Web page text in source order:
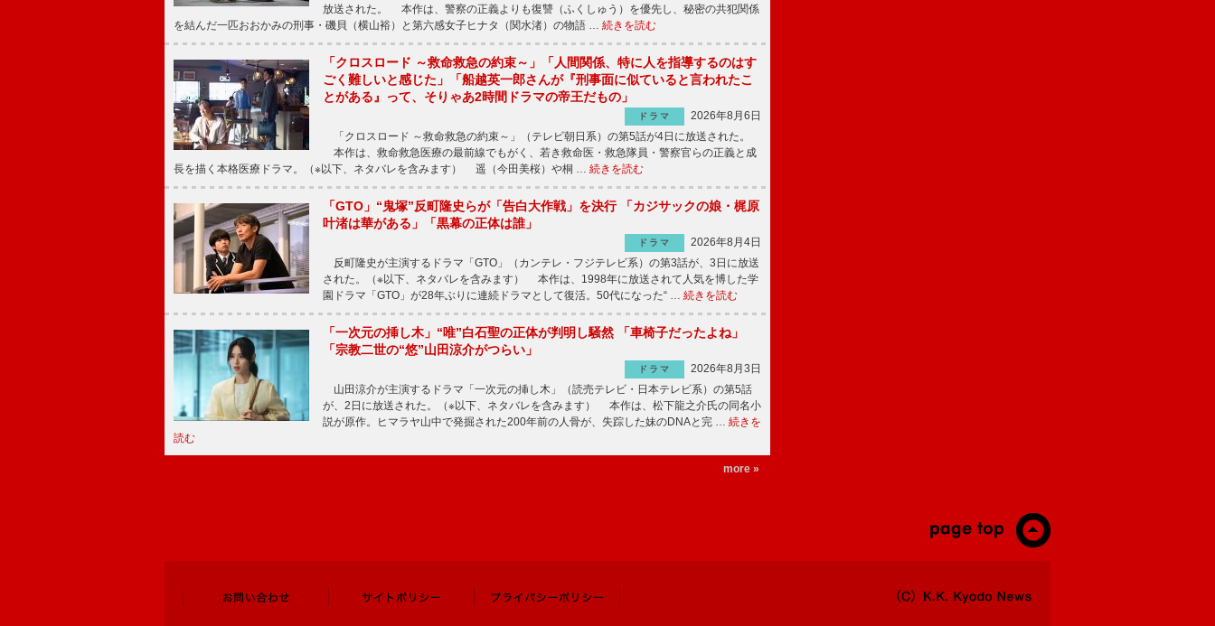
放送された。 本作は、警察の正義よりも復讐（ふくしゅう）を優先し、秘密の共犯関係
を結んだ一匹おおかみの刑事・磯貝（横山裕）と第六感女子ヒナタ（関水渚）の物語 … 続きを読む
「クロスロード ～救命救急の約束～」「人間関係、特に人を指導するのはす
ごく難しいと感じた」「船越英一郎さんが『刑事面に似ていると言われたこ
とがある』って、そりゃあ2時間ドラマの帝王だもの」
ドラマ
2026年8月6日
「クロスロード ～救命救急の約束～」（テレビ朝日系）の第5話が4日に放送された。
本作は、救命救急医療の最前線でもがく、若き救命医・救急隊員・警察官らの正義と成
長を描く本格医療ドラマ。（※以下、ネタバレを含みます） 遥（今田美桜）や桐 … 続きを読む
「GTO」“鬼塚”反町隆史らが「告白大作戦」を決行 「カジサックの娘・梶原
叶渚は華がある」「黒幕の正体は誰」
ドラマ
2026年8月4日
反町隆史が主演するドラマ「GTO」（カンテレ・フジテレビ系）の第3話が、3日に放送
された。（※以下、ネタバレを含みます） 本作は、1998年に放送されて人気を博した学
園ドラマ「GTO」が28年ぶりに連続ドラマとして復活。50代になった“ … 続きを読む
「一次元の挿し木」“唯”白石聖の正体が判明し騒然 「車椅子だったよね」
「宗教二世の“悠”山田涼介がつらい」
ドラマ
2026年8月3日
山田涼介が主演するドラマ「一次元の挿し木」（読売テレビ・日本テレビ系）の第5話
が、2日に放送された。（※以下、ネタバレを含みます） 本作は、松下龍之介氏の同名小
説が原作。ヒマラヤ山中で発掘された200年前の人骨が、失踪した妹のDNAと完 … 続きを
読む
more »